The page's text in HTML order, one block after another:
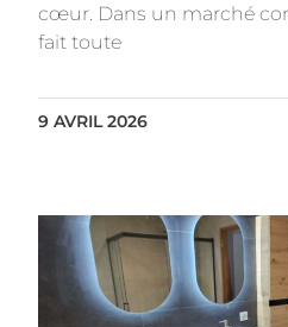
cœur. Dans un marché
fait toute
9 AVRIL 2026